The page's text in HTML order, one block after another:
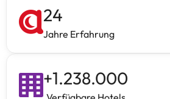
24
Jahre Erfahrung
+1.238.000